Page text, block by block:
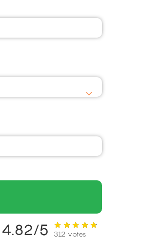
4.82/5 312 votes